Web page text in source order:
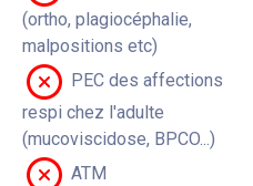
(ortho, plagiocéphalie,
malpositions etc)
PEC des affections
respi chez l'adulte
(mucoviscidose, BPCO...)
ATM